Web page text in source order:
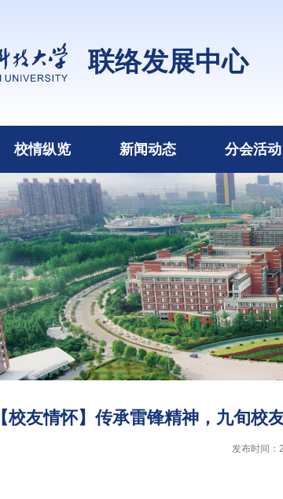
联络发展中心
校情纵览 新闻动态 分会活动
【校友情怀】传承雷锋精神，九旬
发布时间：